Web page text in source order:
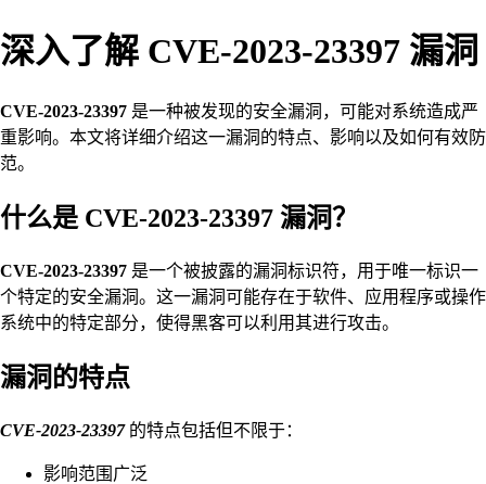
深入了解 CVE-2023-23397 漏洞
CVE-2023-23397 是一种被发现的安全漏洞，可能对系统造成严
重影响。本文将详细介绍这一漏洞的特点、影响以及如何有效防
范。
什么是 CVE-2023-23397 漏洞？
CVE-2023-23397 是一个被披露的漏洞标识符，用于唯一标识一
个特定的安全漏洞。这一漏洞可能存在于软件、应用程序或操作
系统中的特定部分，使得黑客可以利用其进行攻击。
漏洞的特点
CVE-2023-23397 的特点包括但不限于：
影响范围广泛